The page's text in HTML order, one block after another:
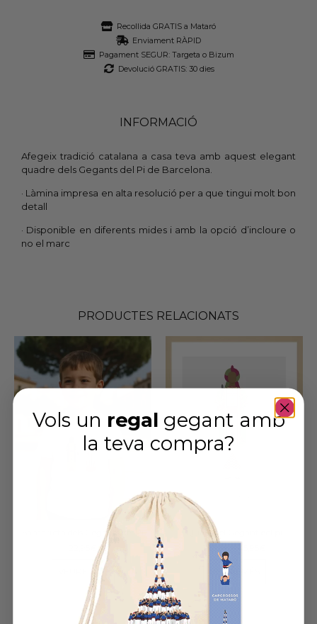
Recollida GRATIS a Mataró
Enviament RÀPID
Pagament SEGUR: Targeta o Bizum
Devolució GRATIS: 30 dies
INFORMACIÓ
Afegeix tradició catalana a casa teva amb aquest elegant
quadre dels Gegants del Pi de Barcelona.
· Làmina impresa en alta resolució per a que tingui molt bon
detall
· Disponible en diferents mides i amb la opció d’incloure o
no el marc
PRODUCTES RELACIONATS
Samarreta dels Gegants del Pi
VEURE MÉS
Quadre el Gegant del pi
VEURE MÉS
Vols un regal gegant amb
la teva compra?